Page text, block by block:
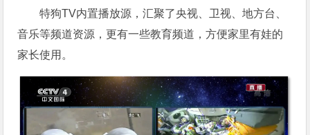
特狗TV内置播放源，汇聚了央视、卫视、地方台、
音乐等频道资源，更有一些教育频道，方便家里有娃的
家长使用。